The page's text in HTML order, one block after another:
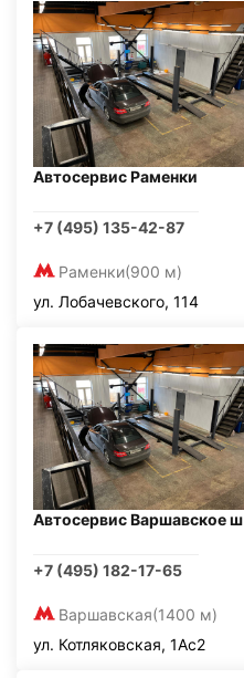
Автосервис Раменки
+7 (495) 135-42-87
Раменки(900 м)
ул. Лобачевского, 114
Автосервис Варшавское ш
+7 (495) 182-17-65
Варшавская(1400 м)
ул. Котляковская, 1Ас2